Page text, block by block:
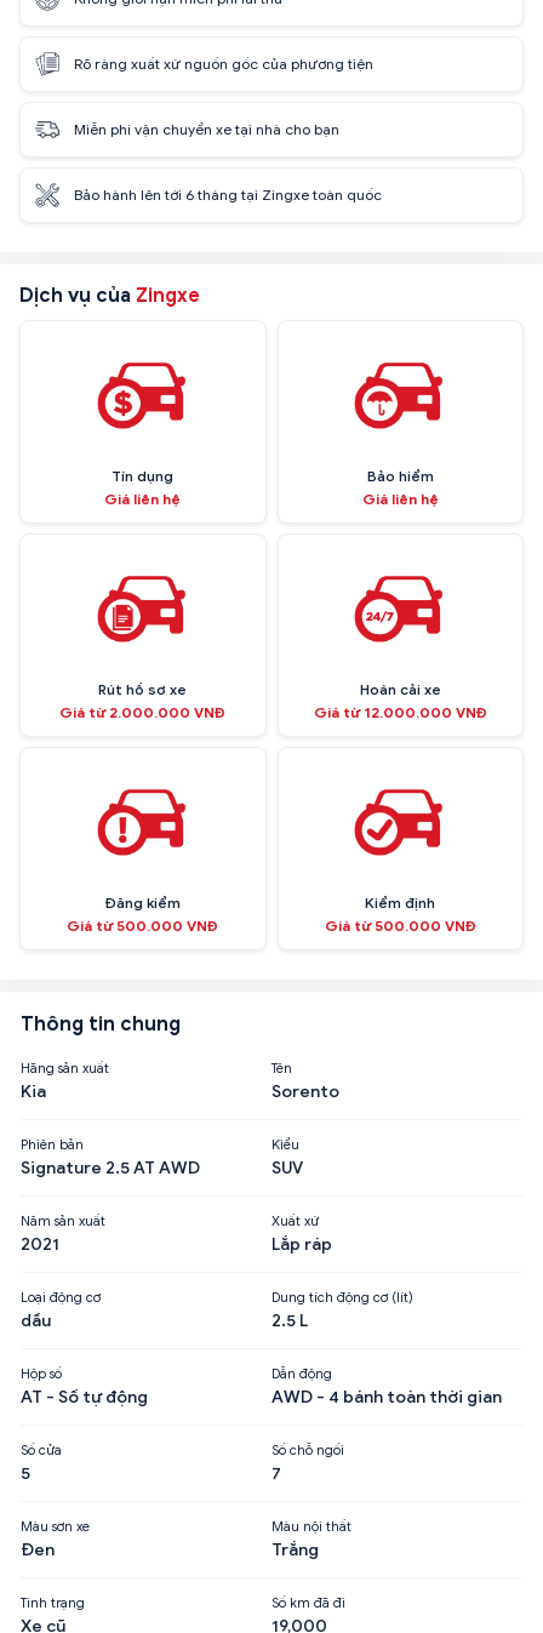
Rõ ràng xuất xứ nguồn gốc của phương tiện
Miễn phí vận chuyển xe tại nhà cho bạn
Bảo hành lên tới 6 tháng tại Zingxe toàn quốc
Dịch vụ của Zingxe
Tín dụng
Giá liên hệ
Bảo hiểm
Giá liên hệ
Rút hồ sơ xe
Giá từ 2.000.000 VNĐ
Hoán cải xe
Giá từ 12.000.000 VNĐ
Đăng kiểm
Giá từ 500.000 VNĐ
Kiểm định
Giá từ 500.000 VNĐ
Thông tin chung
Hãng sản xuất
Kia
Tên
Sorento
Phiên bản
Signature 2.5 AT AWD
Kiểu
SUV
Năm sản xuất
2021
Xuất xứ
Lắp ráp
Loại động cơ
dầu
Dung tích động cơ (lít)
2.5 L
Hộp số
AT - Số tự động
Dẫn động
AWD - 4 bánh toàn thời gian
Số cửa
5
Số chỗ ngồi
7
Màu sơn xe
Đen
Màu nội thất
Trắng
Tình trạng
Xe cũ
Số km đã đi
19,000